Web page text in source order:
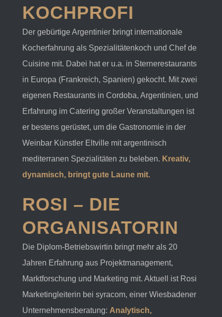
KOCHPROFI
Der gebürtige Argentinier bringt internationale
Kocherfahrung als Spezialitätenkoch und Chef de
Cuisine mit. Dabei hat er u.a. in Sternerestaurants
in Europa (Frankreich, Spanien) gekocht. Mit zwei
eigenen Restaurants in Cordoba, Argentinien, und
Erfahrung im Catering großer Veranstaltungen ist
er bestens gerüstet, um die Gastronomie in der
Weinbar Künstler Eltville mit argentinisch
mediterranen Spezialitäten zu beleben. Kreativ,
dynamisch, bringt gute Laune mit.
ROSI – DIE
ORGANISATORIN
Die Diplom-Betriebswirtin bringt mehr als 20
Jahren Erfahrung aus Projektmanagement,
Marktforschung und Marketing mit. Aktuell ist Rosi
Marketingleiterin bei syracom, einer Wiesbadener
Unternehmensberatung: Analytisch,